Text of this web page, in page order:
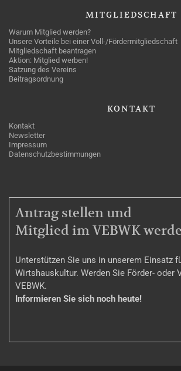
MITGLIEDSCHAFT
Warum Mitglied werden?
Unsere Vorteile bei einer Voll-/Fördermitgliedschaft
Mitgliedschaft beantragen
Aktion: Mitglied werben!
Satzung des Vereins
Beitragsordnung
KONTAKT
Kontakt
Newsletter
Impressum
Datenschutzbestimmungen
MITGLIEDSCHAFT
Antrag stellen und
Mitglied im VEBWK
Unterstützen Sie uns in unserem Einsatz
Wirtshauskultur. Werden Sie Förder- oder
VEBWK.
Informieren Sie sich noch heute!